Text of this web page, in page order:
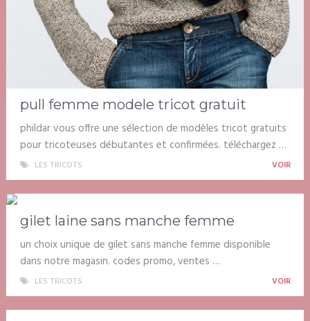
pull femme modele tricot gratuit
phildar vous offre une sélection de modèles tricot gratuits
pour tricoteuses débutantes et confirmées. téléchargez …
LES TRICOTS VOIR
gilet laine sans manche femme
un choix unique de gilet sans manche femme disponible
dans notre magasin. codes promo, ventes …
LES TRICOTS VOIR